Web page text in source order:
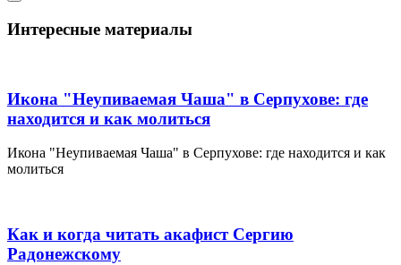
Интересные материалы
Икона "Неупиваемая Чаша" в Серпухове: где
находится и как молиться
Икона "Неупиваемая Чаша" в Серпухове: где находится и как
молиться
Как и когда читать акафист Сергию
Радонежскому